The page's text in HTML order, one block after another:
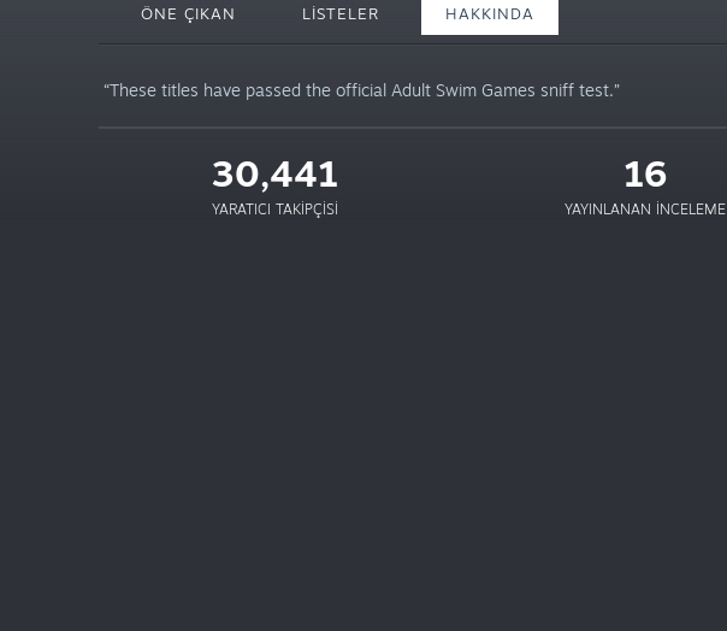
ÖNE ÇIKAN LISTELER HAKKINDA
“These titles have passed the official Adult Swim Games sniff test.”
30,441
YARATICI TAKIPÇISI
16
YAYINLANAN INCELEME